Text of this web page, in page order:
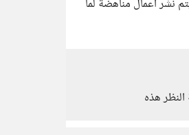
نشر أعمال مناهضة لما
هذه